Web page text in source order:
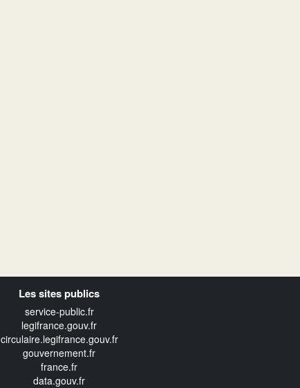
Les sites publics
service-public.fr
legifrance.gouv.fr
circulaire.legifrance.gouv.fr
gouvernement.fr
france.fr
data.gouv.fr